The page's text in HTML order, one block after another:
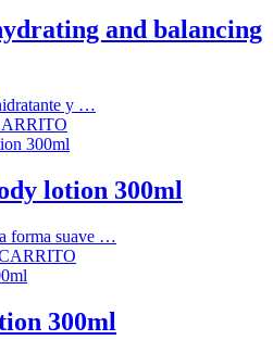
and balancing
y …
lotion 300ml
forma suave …
300ml